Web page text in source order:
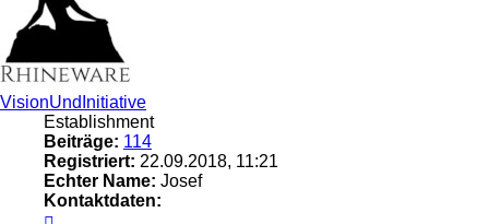
VisionUndInitiative
Establishment
Beiträge: 114
Registriert: 22.09.2018, 11:21
Echter Name: Josef
Kontaktdaten: